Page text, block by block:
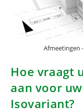
Afmeetingen
Hoe vraagt
aan voor
Isovariant?